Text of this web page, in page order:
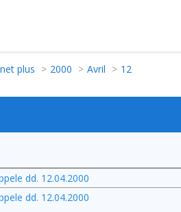
plus 2000 Avril 12
dd. 12.04.2000
dd. 12.04.2000